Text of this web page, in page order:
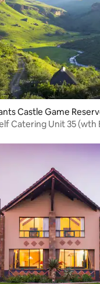
Castle Game
Catering Unit 35 (wth